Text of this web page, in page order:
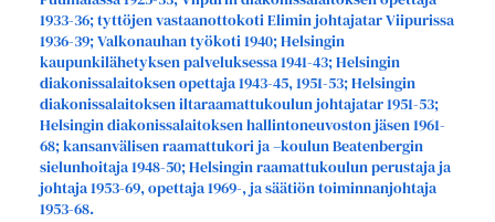
1933-36; tyttöjen vastaanottokoti Elimin johtajatar Viipurissa
1936-39; Valkonauhan työkoti 1940; Helsingin
kaupunkilähetyksen palveluksessa 1941-43; Helsingin
diakonissalaitoksen opettaja 1943-45, 1951-53; Helsingin
diakonissalaitoksen iltaraamattukoulun johtajatar 1951-53;
Helsingin diakonissalaitoksen hallintoneuvoston jäsen 1961-
68; kansanvälisen raamattukori ja –koulun Beatenbergin
sielunhoitaja 1948-50; Helsingin raamattukoulun perustaja ja
johtaja 1953-69, opettaja 1969-, ja säätiön toiminnanjohtaja
1953-68.